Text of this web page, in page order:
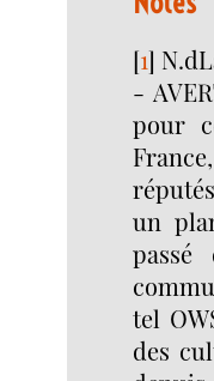
[1]
-
pour
un
tel
des